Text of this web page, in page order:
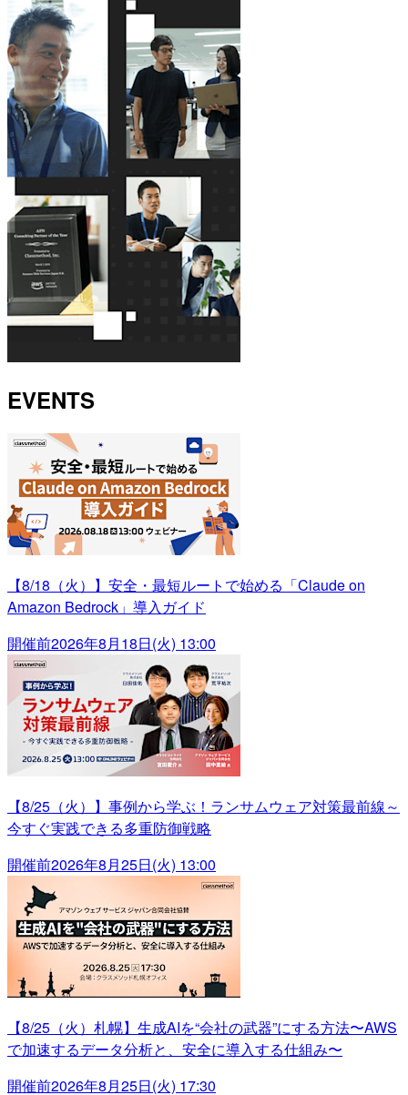
EVENTS
【8/18（火）】安全・最短ルートで始める「Claude on
Amazon Bedrock」導入ガイド
開催前2026年8月18日(火) 13:00
【8/25（火）】事例から学ぶ！ランサムウェア対策最前線～
今すぐ実践できる多重防御戦略
開催前2026年8月25日(火) 13:00
【8/25（火）札幌】生成AIを“会社の武器”にする方法〜AWS
で加速するデータ分析と、安全に導入する仕組み〜
開催前2026年8月25日(火) 17:30